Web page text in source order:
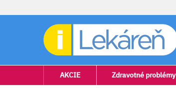
AKCIE Zdravotné problémy